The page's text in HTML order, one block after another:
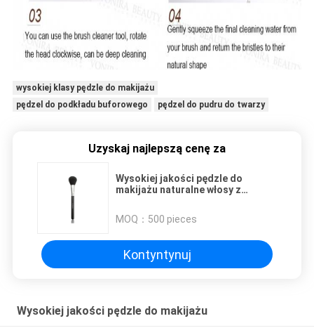
wysokiej klasy pędzle do makijażu
pędzel do podkładu buforowego
pędzel do pudru do twarzy
Uzyskaj najlepszą cenę za
Wysokiej jakości pędzle do
makijażu naturalne włosy z
MOQ： 500 pieces
Kontyntynuj
Wysokiej jakości pędzle do makijażu